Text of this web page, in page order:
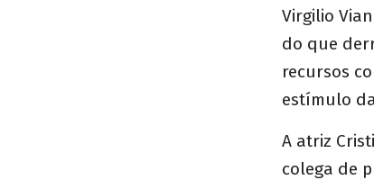
Virgilio
do que
recursos
estímulo
A atriz
colega de